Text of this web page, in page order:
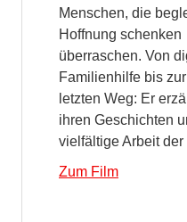
Menschen, die
Hoffnung
überraschen. Von
Familienhilfe bis
letzten Weg: Er
ihren Geschichten
vielfältige Arbeit der
Zum Film